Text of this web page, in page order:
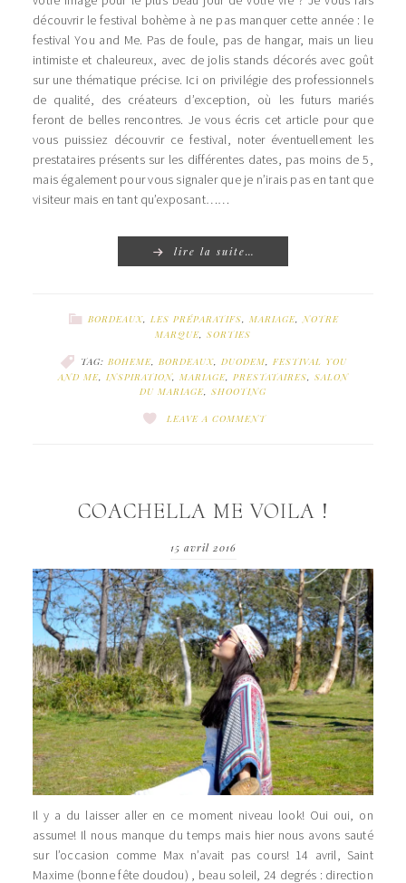
découvrir le festival bohème à ne pas manquer cette année : le
festival You and Me. Pas de foule, pas de hangar, mais un lieu
intimiste et chaleureux, avec de jolis stands décorés avec goût
sur une thématique précise. Ici on privilégie des professionnels
de qualité, des créateurs d’exception, où les futurs mariés
feront de belles rencontres. Je vous écris cet article pour que
vous puissiez découvrir ce festival, noter éventuellement les
prestataires présents sur les différentes dates, pas moins de 5,
mais également pour vous signaler que je n’irais pas en tant que
visiteur mais en tant qu’exposant……
lire la suite…
BORDEAUX, LES PRÉPARATIFS, MARIAGE,NOTRE
MARQUE, SORTIES
TAG: BOHEME, BORDEAUX, DUODEM, FESTIVAL YOU
AND ME, INSPIRATION, MARIAGE, PRESTATAIRES, SALON
DU MARIAGE, SHOOTING
LEAVE A COMMENT
COACHELLA ME VOILA !
15 avril 2016
Il y a du laisser aller en ce moment niveau look! Oui oui, on
assume! Il nous manque du temps mais hier nous avons sauté
sur l’occasion comme Max n’avait pas cours! 14 avril, Saint
Maxime (bonne fête doudou) , beau soleil, 24 degrés : direction